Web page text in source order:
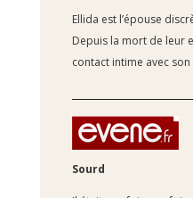
Ellida est l’épouse
Depuis la mort de leur
contact intime avec
Sourd